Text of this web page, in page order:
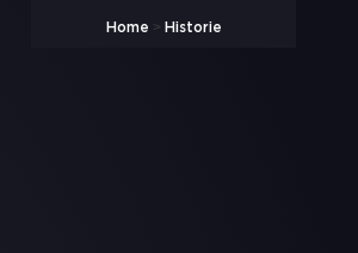
Home > Historie